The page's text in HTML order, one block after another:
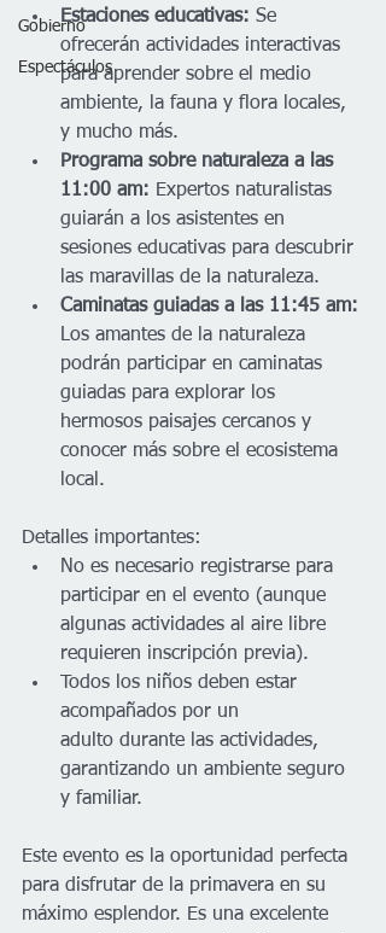
Gobierno
Espectáculos
Estaciones educativas: Se
ofrecerán actividades interactivas
para aprender sobre el medio
ambiente, la fauna y flora locales,
y mucho más.
Programa sobre naturaleza a las
11:00 am: Expertos naturalistas
guiarán a los asistentes en
sesiones educativas para descubrir
las maravillas de la naturaleza.
Caminatas guiadas a las 11:45 am:
Los amantes de la naturaleza
podrán participar en caminatas
guiadas para explorar los
hermosos paisajes cercanos y
conocer más sobre el ecosistema
local.
Detalles importantes:
No es necesario registrarse para
participar en el evento (aunque
algunas actividades al aire libre
requieren inscripción previa).
Todos los niños deben estar
acompañados por un
adulto durante las actividades,
garantizando un ambiente seguro
y familiar.
Este evento es la oportunidad perfecta
para disfrutar de la primavera en su
máximo esplendor. Es una excelente